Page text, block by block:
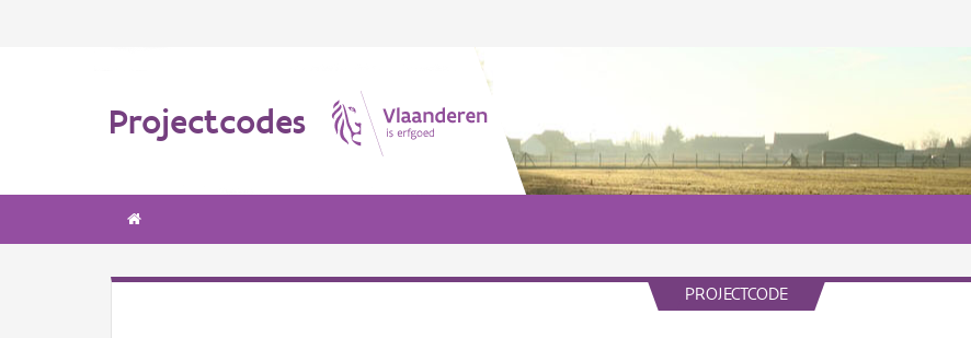
Projectcodes
PROJECTCODE